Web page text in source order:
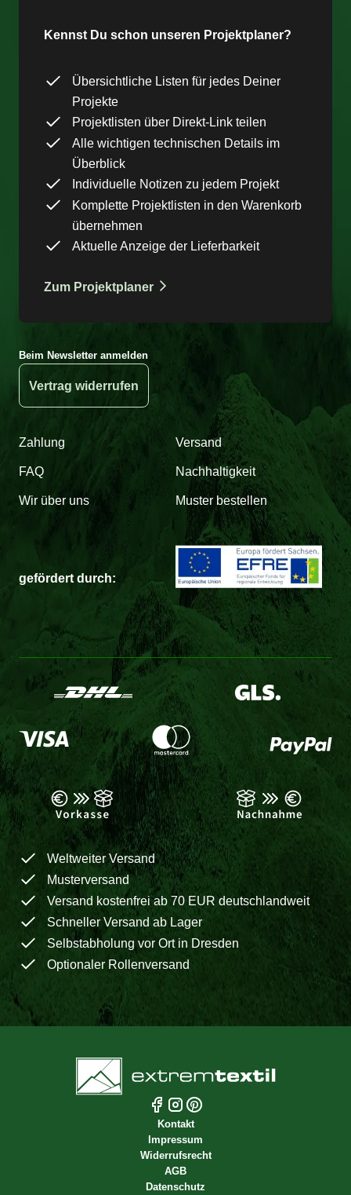
Kennst Du schon unseren Projektplaner?
Übersichtliche Listen für jedes Deiner
Projekte
Projektlisten über Direkt-Link teilen
Alle wichtigen technischen Details im
Überblick
Individuelle Notizen zu jedem Projekt
Komplette Projektlisten in den Warenkorb
übernehmen
Aktuelle Anzeige der Lieferbarkeit
Zum Projektplaner
Beim Newsletter anmelden
Vertrag widerrufen
Zahlung Versand
FAQ Nachhaltigkeit
Wir über uns Muster bestellen
gefördert durch:
Weltweiter Versand
Musterversand
Versand kostenfrei ab 70 EUR deutschlandweit
Schneller Versand ab Lager
Selbstabholung vor Ort in Dresden
Optionaler Rollenversand
Kontakt
Impressum
Widerrufsrecht
AGB
Datenschutz